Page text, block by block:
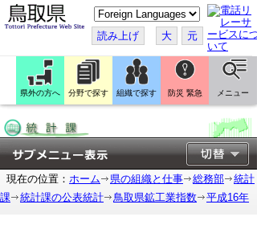
こ
の
ペ
ー
ジ
翻
訳
す
読み上げ 大 元
県外の方へ 分野で探す 組織で探す 防災 緊急 メニュー
現在の位置： ホーム 県の組織と仕事 総務部
統計
課
統計課の公表統計 鳥取県鉱工業指数 平成16年